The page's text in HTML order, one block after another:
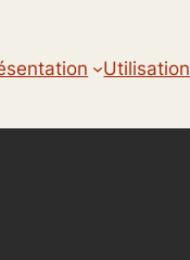
Utilisation